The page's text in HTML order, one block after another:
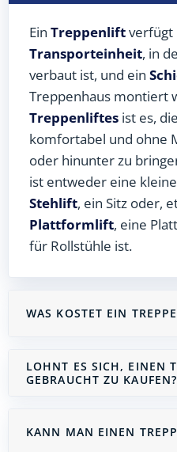
Ein Treppenliftverfügt
Transporteinheit, in
verbaut ist, und ein
Treppenhaus montiert
Treppenliftes ist es,
komfortabel und ohne
oder hinunter zu
ist entweder eine
Stehlift, ein Sitz oder,
Plattformlift, eine
für Rollstühle ist.
WAS KOSTET EIN
LOHNT ES SICH, EINEN
GEBRAUCHT ZU KAUFEN?
KANN MAN EINEN